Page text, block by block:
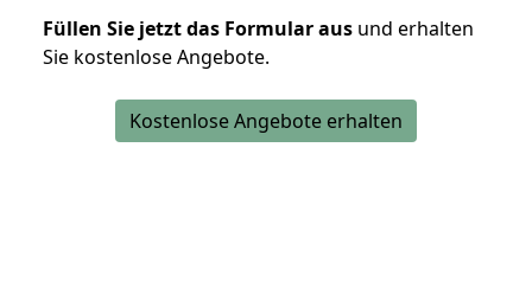
Füllen Sie jetzt das Formular aus und erhalten
Sie kostenlose Angebote.
Kostenlose Angebote erhalten